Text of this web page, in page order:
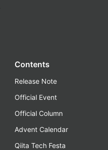
Contents
Release Note
Official Event
Official Column
Advent Calendar
Qiita Tech Festa